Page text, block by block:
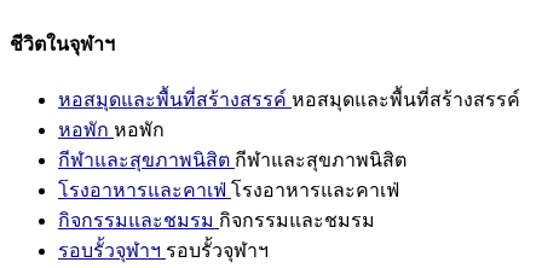
ชีวิตในจุฬาฯ
หอสมุดและพื้นที่สร้างสรรค์ หอสมุดและพื้นที่สร้างสรรค์
หอพัก หอพัก
กีฬาและสุขภาพนิสิต กีฬาและสุขภาพนิสิต
โรงอาหารและคาเฟ่ โรงอาหารและคาเฟ่
กิจกรรมและชมรม กิจกรรมและชมรม
รอบรั้วจุฬาฯ รอบรั้วจุฬาฯ